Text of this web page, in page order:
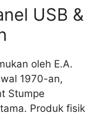
USB &
oleh E.A.
1970-an,
Stumpe
Produk fisik